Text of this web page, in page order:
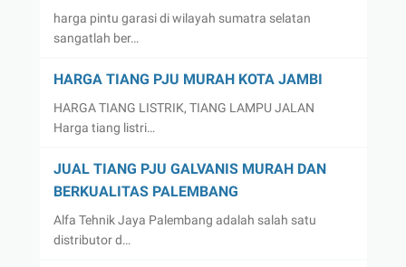
harga pintu garasi di wilayah sumatra selatan
sangatlah ber…
HARGA TIANG PJU MURAH KOTA JAMBI
HARGA TIANG LISTRIK, TIANG LAMPU JALAN
Harga tiang listri…
JUAL TIANG PJU GALVANIS MURAH DAN
BERKUALITAS PALEMBANG
Alfa Tehnik Jaya Palembang adalah salah satu
distributor d…